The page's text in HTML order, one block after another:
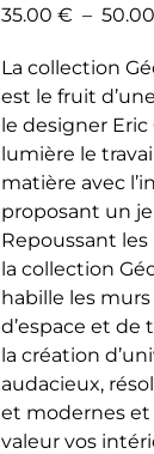
35.00 € – 50.00
La collection
est le fruit
le designer
lumière le
matière avec
proposant un
Repoussant
la collection
habille les
d’espace et de
la création
audacieux,
et modernes
valeur vos